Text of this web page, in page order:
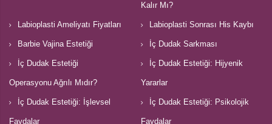
Kalır Mı?
Labioplasti Ameliyatı Fiyatları Labioplasti Sonrası His Kaybı
Barbie Vajina Estetiği İç Dudak Sarkması
İç Dudak Estetiği
Operasyonu Ağrılı Mıdır?
İç Dudak Estetiği: Hijyenik
Yararlar
İç Dudak Estetiği: İşlevsel
Faydalar
İç Dudak Estetiği: Psikolojik
Faydalar